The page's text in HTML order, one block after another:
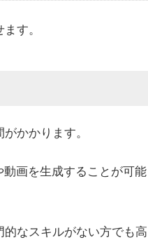
す。
かかります。
画を生成することが可能
なスキルがない方でも高